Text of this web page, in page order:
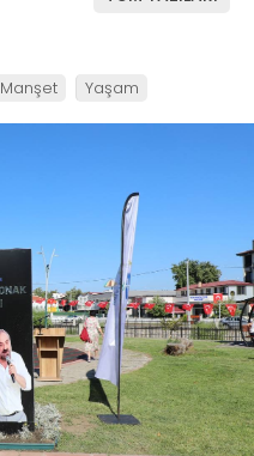
Manşet Yaşam